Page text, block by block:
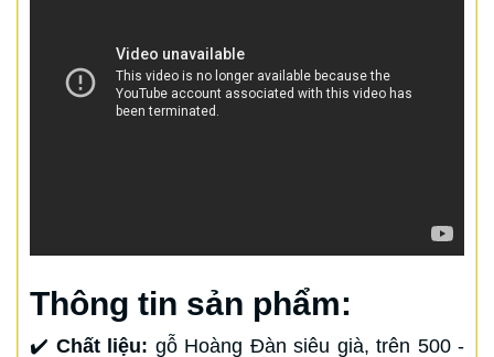
Thông tin sản phẩm:
✔️ Chất liệu: gỗ Hoàng Đàn siêu già, trên 500 -